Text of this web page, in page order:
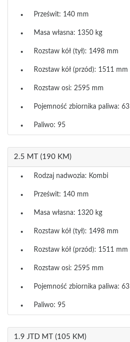
Prześwit: 140 mm
Masa własna: 1350 kg
Rozstaw kół (tył): 1498 mm
Rozstaw kół (przód): 1511 mm
Rozstaw osi: 2595 mm
Pojemność zbiornika paliwa: 63 l
Paliwo: 95
2.5 MT (190 KM)
Rodzaj nadwozia: Kombi
Prześwit: 140 mm
Masa własna: 1320 kg
Rozstaw kół (tył): 1498 mm
Rozstaw kół (przód): 1511 mm
Rozstaw osi: 2595 mm
Pojemność zbiornika paliwa: 63 l
Paliwo: 95
1.9 JTD MT (105 KM)